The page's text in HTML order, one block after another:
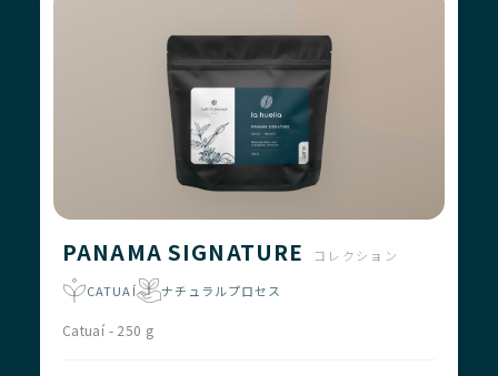
PANAMA SIGNATURE
コレクション
CATUAÍ
ナチュラルプロセス
Catuaí - 250 g